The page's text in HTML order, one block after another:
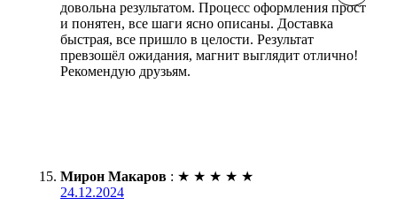
довольна результатом. Процесс оформления прост
и понятен, все шаги ясно описаны. Доставка
быстрая, все пришло в целости. Результат
превзошёл ожидания, магнит выглядит отлично!
Рекомендую друзьям.
Мирон Макаров : ★ ★ ★ ★ ★
24.12.2024